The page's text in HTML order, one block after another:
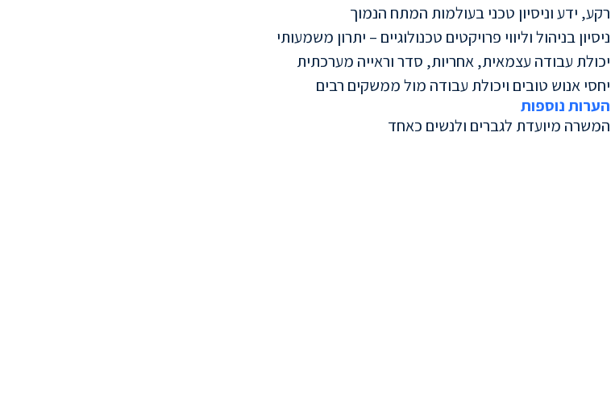
רקע, ידע וניסיון טכני בעולמות המתח הנמוך
ניסיון בניהול וליווי פרויקטים טכנולוגיים – יתרון משמעותי
יכולת עבודה עצמאית, אחריות, סדר וראייה מערכתית
יחסי אנוש טובים ויכולת עבודה מול ממשקים רבים
הערות נוספות
המשרה מיועדת לגברים ולנשים כאחד